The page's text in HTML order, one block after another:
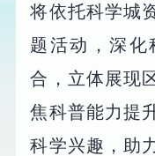
将依托科学城
题活动，深化
合，立体展现
焦科普能力提
科学兴趣，助